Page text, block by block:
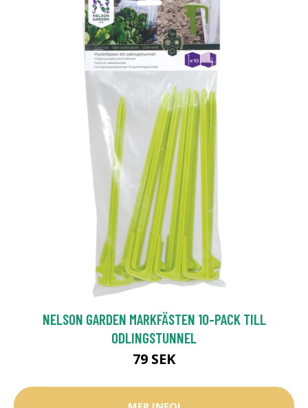
NELSON GARDEN MARKFÄSTEN 10-PACK TILL
ODLINGSTUNNEL
79 SEK